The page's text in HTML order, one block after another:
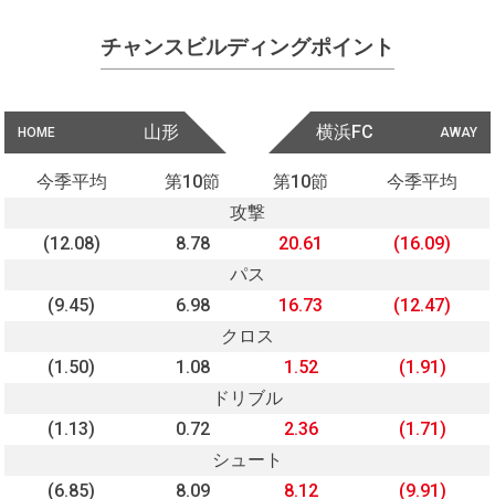
チャンスビルディングポイント
HOME 山形 AWAY
横浜FC
今季平均 第10節 第10節
今季平均
攻撃
(12.08)
8.78 20.61
(16.09)
パス
(9.45)
6.98 16.73
(12.47)
クロス
(1.50)
1.08 1.52
(1.91)
ドリブル
(1.13)
0.72 2.36
(1.71)
シュート
(6.85)
8.09 8.12
(9.91)